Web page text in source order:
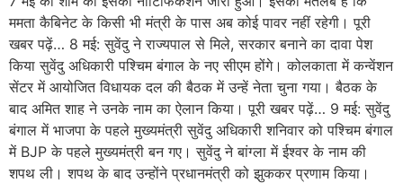
ममता कैबिनेट के किसी भी मंत्री के पास अब कोई पावर नहीं रहेगी। पूरी
खबर पढ़ें… 8 मई: सुवेंदु ने राज्यपाल से मिले, सरकार बनाने का दावा पेश
किया सुवेंदु अधिकारी पश्चिम बंगाल के नए सीएम होंगे। कोलकाता में कन्वेंशन
सेंटर में आयोजित विधायक दल की बैठक में उन्हें नेता चुना गया। बैठक के
बाद अमित शाह ने उनके नाम का ऐलान किया। पूरी खबर पढ़ें… 9 मई: सुवेंदु
बंगाल में भाजपा के पहले मुख्यमंत्री सुवेंदु अधिकारी शनिवार को पश्चिम बंगाल
में BJP के पहले मुख्यमंत्री बन गए। सुवेंदु ने बांग्ला में ईश्वर के नाम की
शपथ ली। शपथ के बाद उन्होंने प्रधानमंत्री को झुककर प्रणाम किया।